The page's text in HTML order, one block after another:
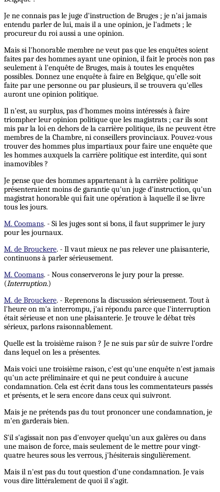
Je ne connais pas le juge d'instruction de Bruges ; je n'ai jamais
entendu parler de lui, mais il a une opinion, je l'admets ; le
procureur du roi aussi a une opinion.
Mais si l'honorable membre ne veut pas que les enquêtes soient
faites par des hommes ayant une opinion, il fait le procès non pas
seulement à l'enquête de Bruges, mais à toutes les enquêtes
possibles. Donnez une enquête à faire en Belgique, qu'elle soit
faite par une personne ou par plusieurs, il se trouvera qu'elles
auront une opinion politique.
Il n'est, au surplus, pas d'hommes moins intéressés à faire
triompher leur opinion politique que les magistrats ; car ils sont
mis par la loi en dehors de la carrière politique, ils ne peuvent être
membres de la Chambre, ni conseillers provinciaux. Pouvez-vous
trouver des hommes plus impartiaux pour faire une enquête que
les hommes auxquels la carrière politique est interdite, qui sont
inamovibles ?
Je pense que des hommes appartenant à la carrière politique
présenteraient moins de garantie qu'un juge d'instruction, qu'un
magistrat honorable qui fait une opération à laquelle il se livre
tous les jours.
M. Coomans. - Si les juges sont si bons, il faut supprimer le jury
pour les journaux.
M. de Brouckere. - Il vaut mieux ne pas relever une plaisanterie,
continuons à parler sérieusement.
M. Coomans. - Nous conserverons le jury pour la presse.
(Interruption.)
M. de Brouckere. - Reprenons la discussion sérieusement. Tout à
l'heure on m'a interrompu, j'ai répondu parce que l'interruption
était sérieuse et non une plaisanterie. Je trouve le débat très
sérieux, parlons raisonnablement.
Quelle est la troisième raison ? Je ne suis par sûr de suivre l'ordre
dans lequel on les a présentes.
Mais voici une troisième raison, c'est qu'une enquête n'est jamais
qu'un acte préliminaire et qui ne peut conduire à aucune
condamnation. Cela est écrit dans tous les commentateurs passés
et présents, et le sera encore dans ceux qui suivront.
Mais je ne prétends pas du tout prononcer une condamnation, je
m'en garderais bien.
S'il s'agissait non pas d'envoyer quelqu'un aux galères ou dans
une maison de force, mais seulement de le mettre pour vingt-
quatre heures sous les verrous, j'hésiterais singulièrement.
Mais il n'est pas du tout question d'une condamnation. Je vais
vous dire littéralement de quoi il s'agit.